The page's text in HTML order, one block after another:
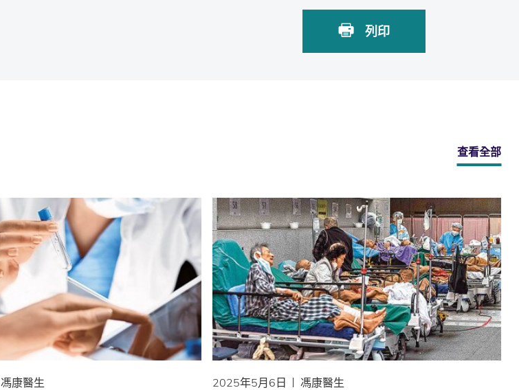
列印
查看全部
馮康醫生 2025年5月6日 馮康醫生